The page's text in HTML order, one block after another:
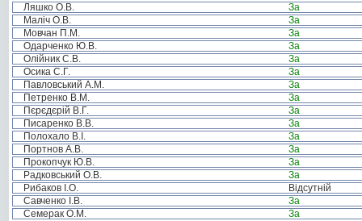
Ляшко О.В.
За
Маліч О.В.
За
Мовчан П.М.
За
Одарченко Ю.В.
За
Олійник С.В.
За
Осика С.Г.
За
Павловський А.М.
За
Петренко В.М.
За
Пєрєдєрій В.Г.
За
Писаренко В.В.
За
Полохало В.І.
За
Портнов А.В.
За
Прокопчук Ю.В.
За
Радковський О.В.
За
Рибаков І.О.
Відсутній
Савченко І.В.
За
Семерак О.М.
За